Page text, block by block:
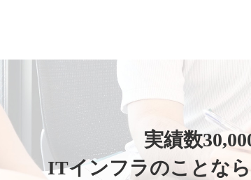
実績数
ITインフラのことな